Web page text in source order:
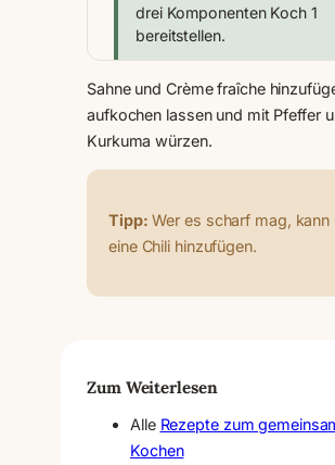
drei Komponenten Koch 1
bereitstellen.
Sahne und Crème fraîche
aufkochen lassen und mit Pfeffer
Kurkuma würzen.
Tipp: Wer es scharf mag, kann
eine Chili hinzufügen.
Zum Weiterlesen
Alle Rezepte zum
Kochen